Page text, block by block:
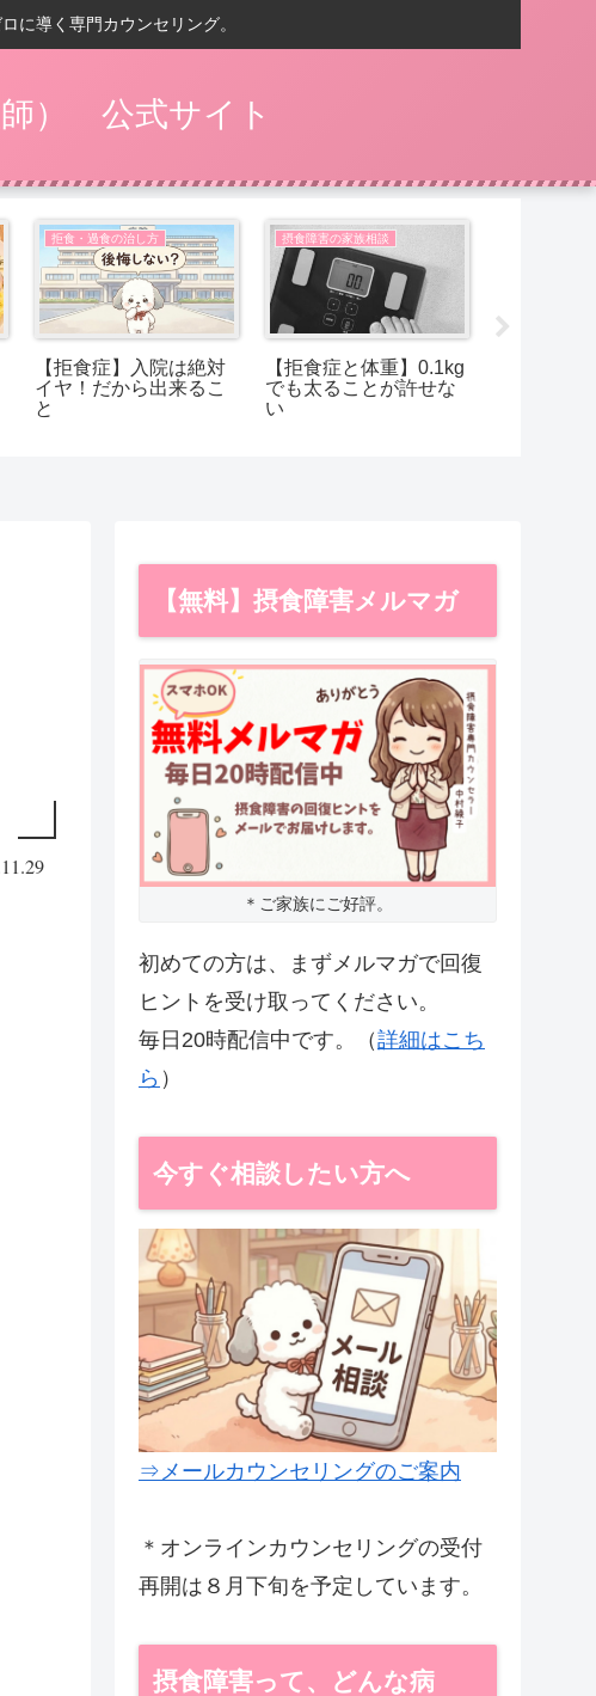
に導く専門カウンセリング。
師） 公式サイト
拒食・過食の治し方
【拒食症】入院は絶対
イヤ！だから出来るこ
と
摂食障害の家族相談
【拒食症と体重】0.1kg
でも太ることが許せな
い
【無料】摂食障害メルマガ
＊ご家族にご好評。
初めての方は、まずメルマガで回復
ヒントを受け取ってください。
毎日20時配信中です。（詳細はこち
ら ）
今すぐ相談したい方へ
⇒メールカウンセリングのご案内
＊オンラインカウンセリングの受付
再開は８月下旬を予定しています。
摂食障害って、どんな病